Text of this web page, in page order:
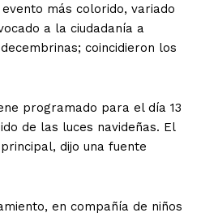
más colorido, variado
a la ciudadanía a
coincidieron los
programado para el día 13
de las luces navideñas. El
dijo una fuente
en compañía de niños